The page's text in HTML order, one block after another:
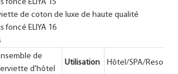
de
d'hôtel
Utilisation Hôtel/SPA/Resort/